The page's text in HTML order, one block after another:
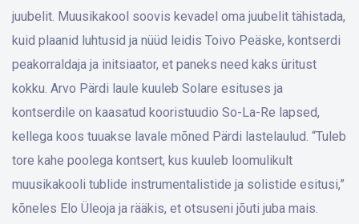
juubelit. Muusikakool soovis kevadel oma juubelit tähistada,
kuid plaanid luhtusid ja nüüd leidis Toivo Peäske, kontserdi
peakorraldaja ja initsiaator, et paneks need kaks üritust
kokku. Arvo Pärdi laule kuuleb Solare esituses ja
kontserdile on kaasatud kooristuudio So-La-Re lapsed,
kellega koos tuuakse lavale mõned Pärdi lastelaulud. “Tuleb
tore kahe poolega kontsert, kus kuuleb loomulikult
muusikakooli tublide instrumentalistide ja solistide esitusi,”
kõneles Elo Üleoja ja rääkis, et otsuseni jõuti juba mais.